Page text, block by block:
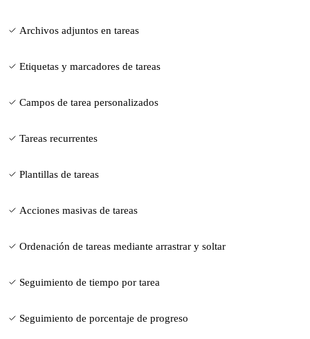
Archivos adjuntos en tareas
Etiquetas y marcadores de tareas
Campos de tarea personalizados
Tareas recurrentes
Plantillas de tareas
Acciones masivas de tareas
Ordenación de tareas mediante arrastrar y soltar
Seguimiento de tiempo por tarea
Seguimiento de porcentaje de progreso